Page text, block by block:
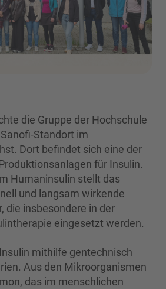
die Gruppe der Hochschule
Standort im
Dort befindet sich eine der
für Insulin.
Humaninsulin stellt das
und langsam wirkende
die insbesondere in der
eingesetzt werden.
mithilfe gentechnisch
Aus den Mikroorganismen
das im menschlichen